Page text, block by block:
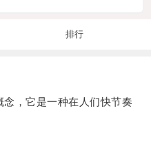
排行
，它是一种在人们快节奏